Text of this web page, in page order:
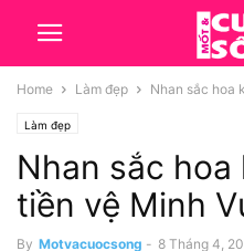
Home Làm đẹp Nhan sắc hoa
Làm đẹp
Nhan sắc hoa
tiền vệ Minh
By Motvacuocsong - 8 Tháng 4,